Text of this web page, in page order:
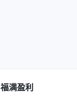
福满盈利